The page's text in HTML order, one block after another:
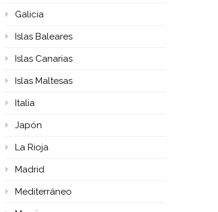
Galicia
Islas Baleares
Islas Canarias
Islas Maltesas
Italia
Japón
La Rioja
Madrid
Mediterráneo